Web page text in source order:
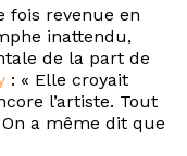
fois revenue en
inattendu,
de la part de
: « Elle croyait
l’artiste. Tout
a même dit que